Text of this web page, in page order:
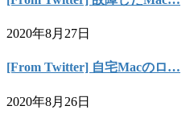
2020年8月27日
[From Twitter] 自宅Macのロ…
2020年8月26日